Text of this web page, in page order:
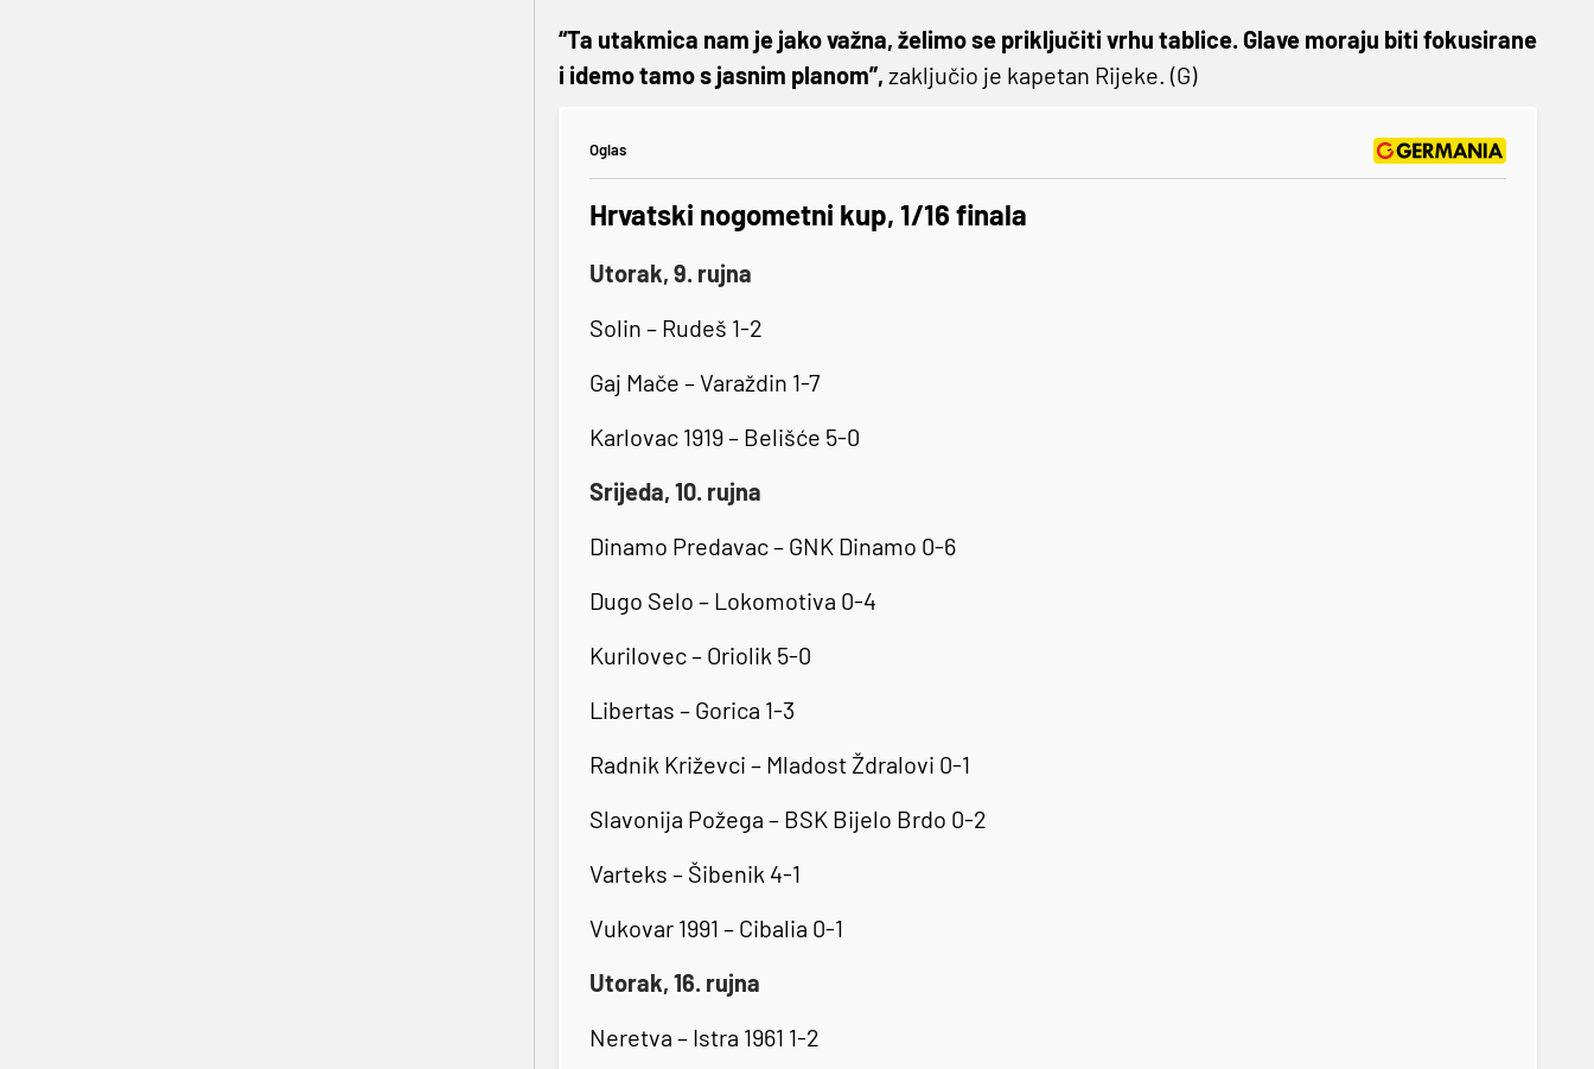
“Ta utakmica nam je jako važna, želimo se priključiti vrhu tablice. Glave moraju biti fokusirane
i idemo tamo s jasnim planom”, zaključio je kapetan Rijeke. (G)
Oglas
Hrvatski nogometni kup, 1/16 finala
Utorak, 9. rujna
Solin – Rudeš 1-2
Gaj Mače – Varaždin 1-7
Karlovac 1919 – Belišće 5-0
Srijeda, 10. rujna
Dinamo Predavac – GNK Dinamo 0-6
Dugo Selo – Lokomotiva 0-4
Kurilovec – Oriolik 5-0
Libertas – Gorica 1-3
Radnik Križevci – Mladost Ždralovi 0-1
Slavonija Požega – BSK Bijelo Brdo 0-2
Varteks – Šibenik 4-1
Vukovar 1991 – Cibalia 0-1
Utorak, 16. rujna
Neretva – Istra 1961 1-2